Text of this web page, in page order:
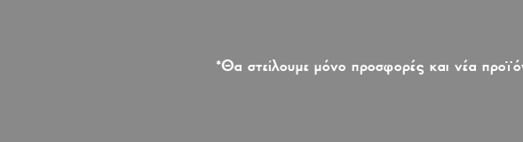
*Θα στείλουμε μόνο προσφορές και νέα